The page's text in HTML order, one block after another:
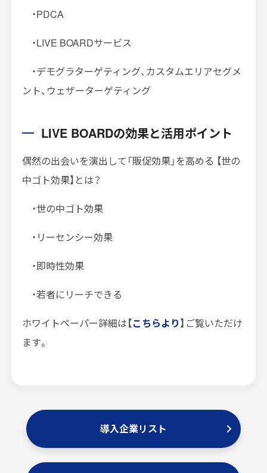
・PDCA
・LIVE BOARDサービス
・デモグラターゲティング、カスタムエリアセグメ
ント、ウェザーターゲティング
LIVE BOARDの効果と活用ポイント
偶然の出会いを演出して「販促効果」を高める 【世の
中ゴト効果】とは？
・世の中ゴト効果
・リーセンシー効果
・即時性効果
・若者にリーチできる
ホワイトペーパー詳細は【こちらより】 ご覧いただけ
ます。
導入企業リスト